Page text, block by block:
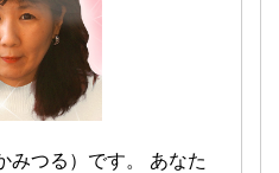
みつる）です。 あなた